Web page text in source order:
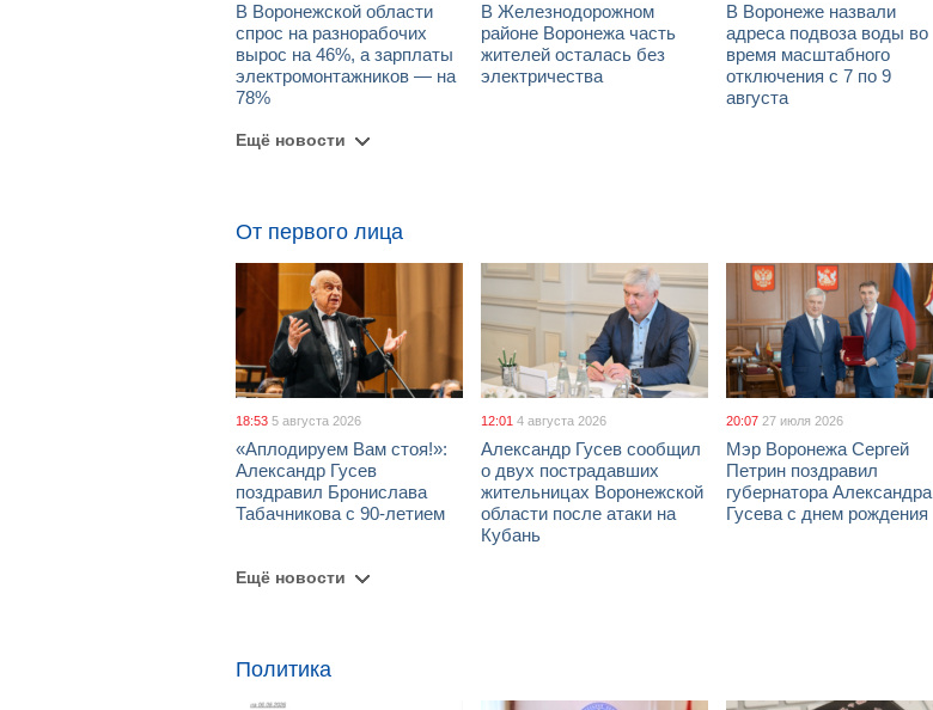
В Воронежской области
спрос на разнорабочих
вырос на 46%, а зарплаты
электромонтажников — на
78%
В Железнодорожном
районе Воронежа часть
жителей осталась без
электричества
В Воронеже назвали
адреса подвоза воды во
время масштабного
отключения с 7 по 9
августа
Ещё новости
От первого лица
18:53 5 августа 2026
«Аплодируем Вам стоя!»:
Александр Гусев
поздравил Бронислава
Табачникова с 90-летием
12:01 4 августа 2026
Александр Гусев сообщил
о двух пострадавших
жительницах Воронежской
области после атаки на
Кубань
20:07 27 июля 2026
Мэр Воронежа Сергей
Петрин поздравил
губернатора Александра
Гусева с днем рождения
Ещё новости
Политика